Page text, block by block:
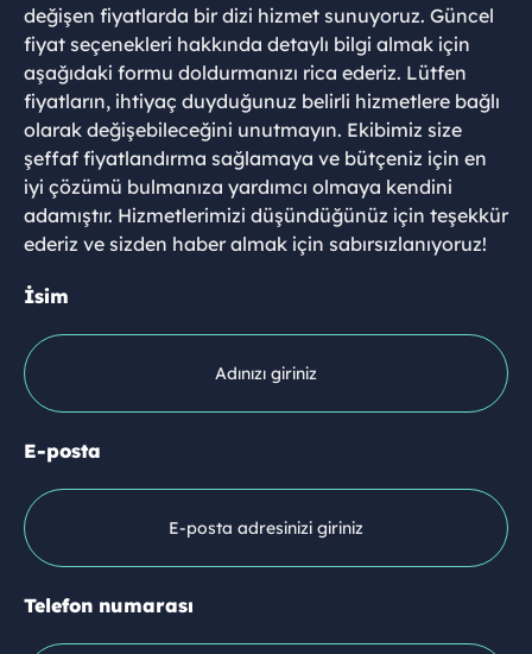
değişen fiyatlarda bir dizi hizmet sunuyoruz. Güncel
fiyat seçenekleri hakkında detaylı bilgi almak için
aşağıdaki formu doldurmanızı rica ederiz. Lütfen
fiyatların, ihtiyaç duyduğunuz belirli hizmetlere bağlı
olarak değişebileceğini unutmayın. Ekibimiz size
şeffaf fiyatlandırma sağlamaya ve bütçeniz için en
iyi çözümü bulmanıza yardımcı olmaya kendini
adamıştır. Hizmetlerimizi düşündüğünüz için teşekkür
ederiz ve sizden haber almak için sabırsızlanıyoruz!
İsim
E-posta
Telefon numarası